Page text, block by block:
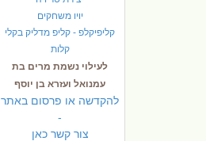
יויו משחקים
קליפיקלפ - קליפ מדליק בקלי
קלות
לעילוי נשמת מרים בת
עמנואל ועזרא בן יוסף
להקדשה או פרסום באתר
-
צור קשר כאן